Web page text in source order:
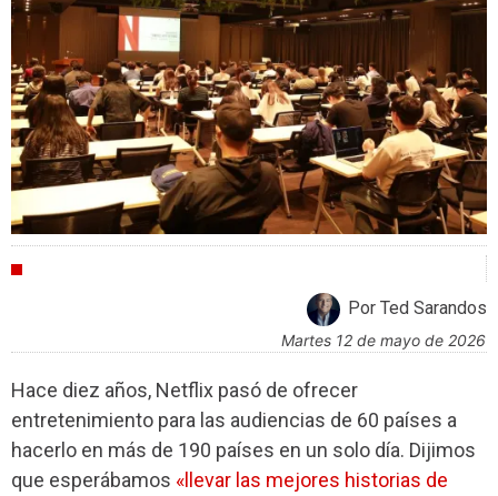
Por Ted Sarandos
martes 12 de mayo de 2026
Hace diez años, Netflix pasó de ofrecer
entretenimiento para las audiencias de 60 países a
hacerlo en más de 190 países en un solo día. Dijimos
que esperábamos «llevar las mejores historias de